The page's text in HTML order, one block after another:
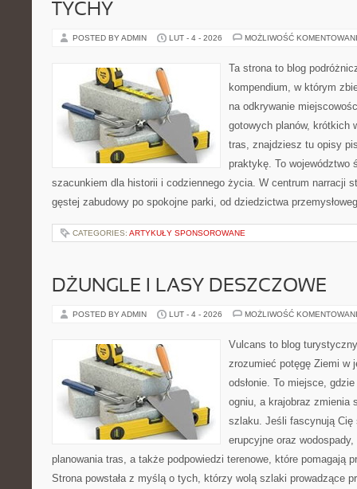
TYCHY
POSTED BY ADMIN LUT - 4 - 2026 MOŻLIWOŚĆ
Ta strona to blog
kompendium, w którym
na odkrywanie
gotowych planów, krótkich
tras, znajdziesz tu opisy
praktykę. To województwo
szacunkiem dla historii i codziennego życia. W centrum narracji
gęstej zabudowy po spokojne parki, od dziedzictwa
CATEGORIES: ARTYKUŁY SPONSOROWANE
DŻUNGLE I LASY DESZCZOWE
POSTED BY ADMIN LUT - 4 - 2026 MOŻLIWOŚĆ
Vulcans to blog
zrozumieć potęgę Ziemi w
odsłonie. To miejsce,
ogniu, a krajobraz zmienia
szlaku. Jeśli fascynują Cię
erupcyjne oraz
planowania tras, a także podpowiedzi terenowe, które pomagają
Strona powstała z myślą o tych, którzy wolą szlaki prowadzące